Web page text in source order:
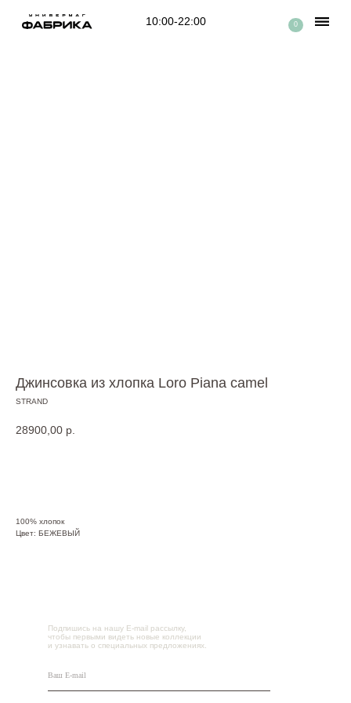
10:00-22:00
Джинсовка из хлопка Loro Piana camel
STRAND
28900,00 р.
100% хлопок
Цвет: БЕЖЕВЫЙ
Подпишись на нашу E-mail рассылку,
чтобы первыми видеть новые коллекции
и узнавать о специальных предложениях.